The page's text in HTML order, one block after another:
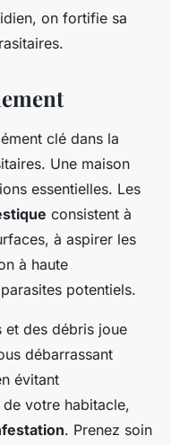
on fortifie sa
clé dans la
Une maison
essentielles. Les
consistent à
à aspirer les
à haute
potentiels.
et des débris joue
débarrassant
évitant
de votre habitacle,
. Prenez soin